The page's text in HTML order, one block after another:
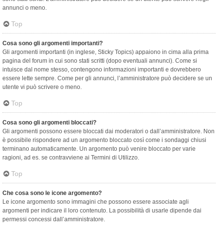
annunci o meno.
Top
Cosa sono gli argomenti importanti?
Gli argomenti importanti (in inglese, Sticky Topics) appaiono in cima alla prima
pagina del forum in cui sono stati scritti (dopo eventuali annunci). Come si
intuisce dal nome stesso, contengono informazioni importanti e dovrebbero
essere lette sempre. Come per gli annunci, l’amministratore può decidere se un
utente vi può scrivere o meno.
Top
Cosa sono gli argomenti bloccati?
Gli argomenti possono essere bloccati dai moderatori o dall’amministratore. Non
è possibile rispondere ad un argomento bloccato così come i sondaggi chiusi
terminano automaticamente. Un argomento può venire bloccato per varie
ragioni, ad es. se contravviene ai Termini di Utilizzo.
Top
Che cosa sono le icone argomento?
Le icone argomento sono immagini che possono essere associate agli
argomenti per indicare il loro contenuto. La possibilità di usarle dipende dai
permessi concessi dall’amministratore.